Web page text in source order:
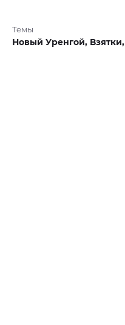
Темы
Новый Уренгой, Взятки,